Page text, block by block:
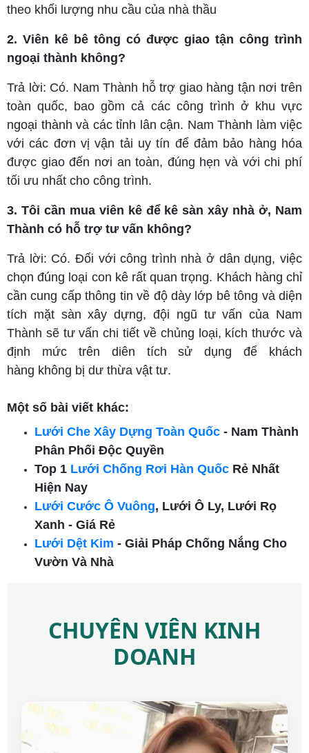
theo khối lượng nhu cầu của nhà thầu
2. Viên kê bê tông có được giao tận công trình
ngoại thành không?
Trả lời: Có. Nam Thành hỗ trợ giao hàng tận nơi trên
toàn quốc, bao gồm cả các công trình ở khu vực
ngoại thành và các tỉnh lân cận. Nam Thành làm việc
với các đơn vị vận tải uy tín để đảm bảo hàng hóa
được giao đến nơi an toàn, đúng hẹn và với chi phí
tối ưu nhất cho công trình.
3. Tôi cần mua viên kê để kê sàn xây nhà ở, Nam
Thành có hỗ trợ tư vấn không?
Trả lời: Có. Đối với công trình nhà ở dân dụng, việc
chọn đúng loại con kê rất quan trọng. Khách hàng chỉ
cần cung cấp thông tin về độ dày lớp bê tông và diện
tích mặt sàn xây dựng, đội ngũ tư vấn của Nam
Thành sẽ tư vấn chi tiết về chủng loại, kích thước và
định mức trên diên tích sử dụng để khách
hàng không bị dư thừa vật tư.
Một số bài viết khác:
Lưới Che Xây Dựng Toàn Quốc - Nam Thành
Phân Phối Độc Quyền
Top 1 Lưới Chống Rơi Hàn Quốc Rẻ Nhất
Hiện Nay
Lưới Cước Ô Vuông, Lưới Ô Ly, Lưới Rọ
Xanh - Giá Rẻ
Lưới Dệt Kim - Giải Pháp Chống Nắng Cho
Vườn Và Nhà
CHUYÊN VIÊN KINH
DOANH